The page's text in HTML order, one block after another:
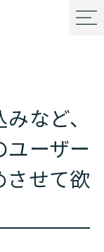
など、
ーザー
させて欲